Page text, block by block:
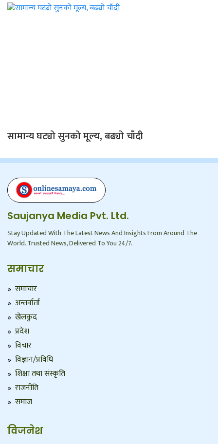
सामान्य घट्यो सुनको मूल्य, बढ्यो चाँदी
Saujanya Media Pvt. Ltd.
Stay Updated With The Latest News And Insights From Around The
World. Trusted News, Delivered To You 24/7.
समाचार
समाचार
अन्तर्वार्ता
खेलकुद
प्रदेश
विचार
विज्ञान/प्रविधि
शिक्षा तथा संस्कृति
राजनीति
समाज
विजनेश